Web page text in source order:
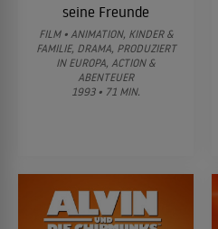
seine Freunde
FILM • ANIMATION, KINDER &
FAMILIE, DRAMA, PRODUZIERT
IN EUROPA, ACTION &
ABENTEUER
1993 • 71 MIN.